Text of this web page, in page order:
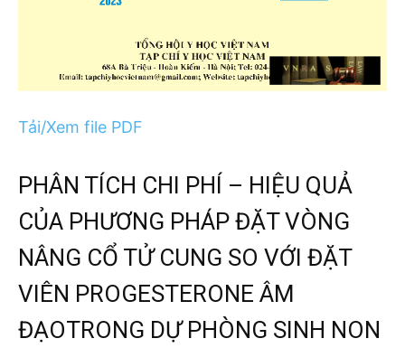
Tải/Xem file PDF
PHÂN TÍCH CHI PHÍ – HIỆU QUẢ
CỦA PHƯƠNG PHÁP ĐẶT VÒNG
NÂNG CỔ TỬ CUNG SO VỚI ĐẶT
VIÊN PROGESTERONE ÂM
ĐẠOTRONG DỰ PHÒNG SINH NON